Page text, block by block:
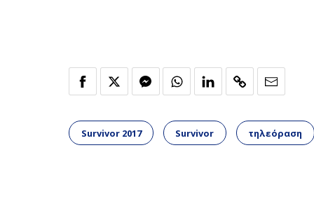
Survivor 2017 Survivor τηλεόραση